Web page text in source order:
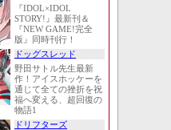
『IDOL×IDOL
STORY!』最新刊＆
『NEW GAME!完全
版』同時刊行！
ドッグスレッド
野田サトル先生最新
作！アイスホッケーを
通じて全ての挫折を祝
福へ変える、超回復の
物語1
ドリフターズ